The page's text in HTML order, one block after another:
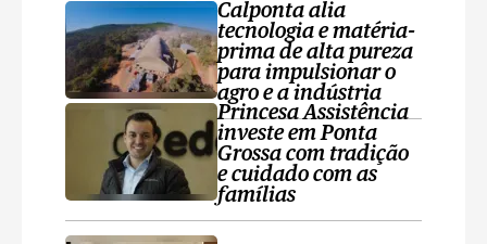
Calponta alia
tecnologia e matéria-
prima de alta pureza
para impulsionar o
agro e a indústria
Princesa Assistência
investe em Ponta
Grossa com tradição
e cuidado com as
famílias